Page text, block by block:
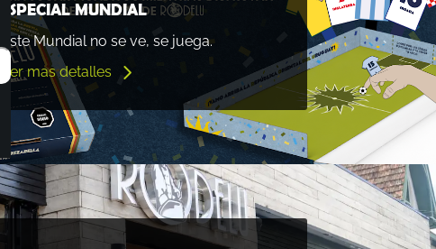
ESPECIAL MUNDIAL
Este Mundial no se ve, se juega.
Ver mas detalles